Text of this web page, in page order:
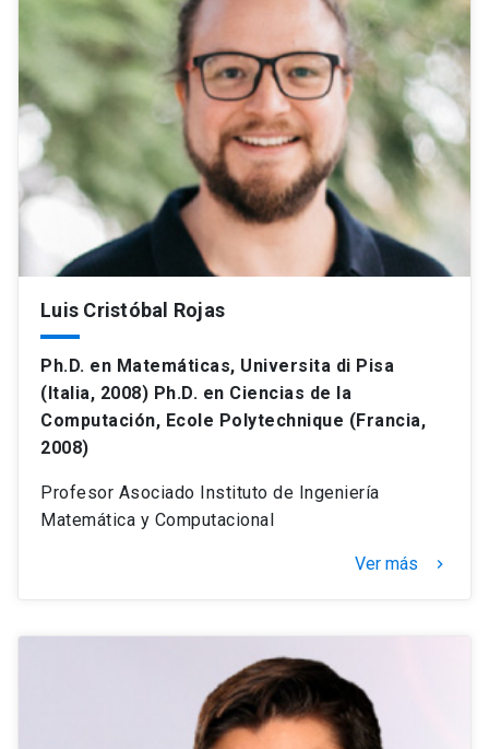
Luis Cristóbal Rojas
Ph.D. en Matemáticas, Universita di Pisa
(Italia, 2008) Ph.D. en Ciencias de la
Computación, Ecole Polytechnique (Francia,
2008)
Profesor Asociado Instituto de Ingeniería
Matemática y Computacional
Ver más keyboard_arrow_right